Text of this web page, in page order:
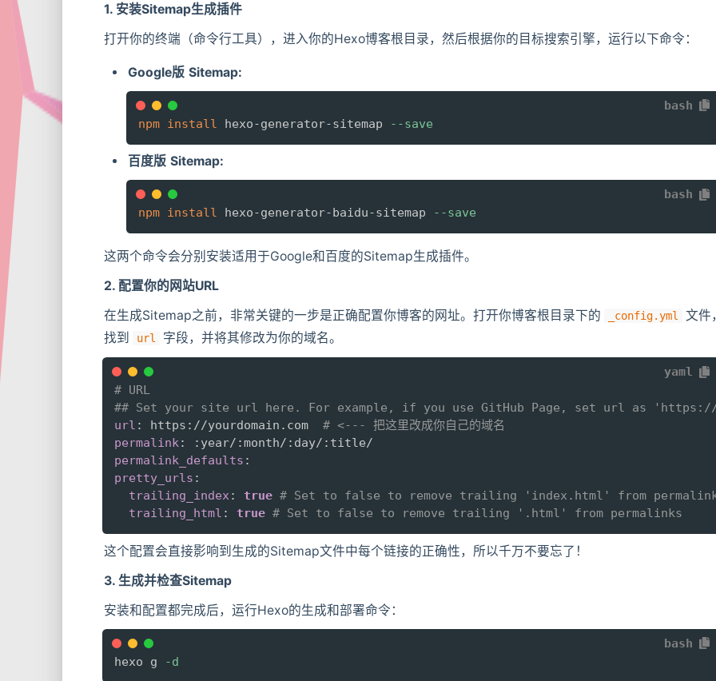
1. 安装Sitemap生成插件
打开你的终端（命令行工具），进入你的Hexo博客根目录，然后根据你的目标搜索引擎，运行以下命令：
Google版 Sitemap:
bash
npm install hexo-generator-sitemap --save
百度版 Sitemap:
bash
npm install hexo-generator-baidu-sitemap --save
这两个命令会分别安装适用于Google和百度的Sitemap生成插件。
2. 配置你的网站URL
在生成Sitemap之前，非常关键的一步是正确配置你博客的网址。打开你博客根目录下的
_config.yml
文件
找到
url 字段，并将其修改为你的域名。
yaml
# URL
## Set your site url here. For example, if you use GitHub Page, set url as
url : https : //yourdomain.com # <--- 把这里改成你自己的域名
permalink: : year/ :month/ : day/ :
permalink_defaults :
pretty_urls :
trailing_index : true # Set to false to remove trailing 'index.html' from
trailing_html : true # Set to false to remove trailing '.html' from permalinks
这个配置会直接影响到生成的Sitemap文件中每个链接的正确性，所以千万不要忘了！
3. 生成并检查Sitemap
安装和配置都完成后，运行Hexo的生成和部署命令：
bash
hexo g -d